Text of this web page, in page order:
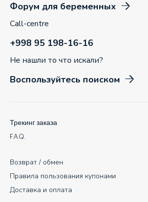
Форум для беременных
Call-centre
+998 95 198-16-16
Не нашли то что искали?
Воспользуйтесь поиском
Возврат / обмен
Правила пользования купонами
Доставка и оплата
Трекинг заказа
F.A.Q.